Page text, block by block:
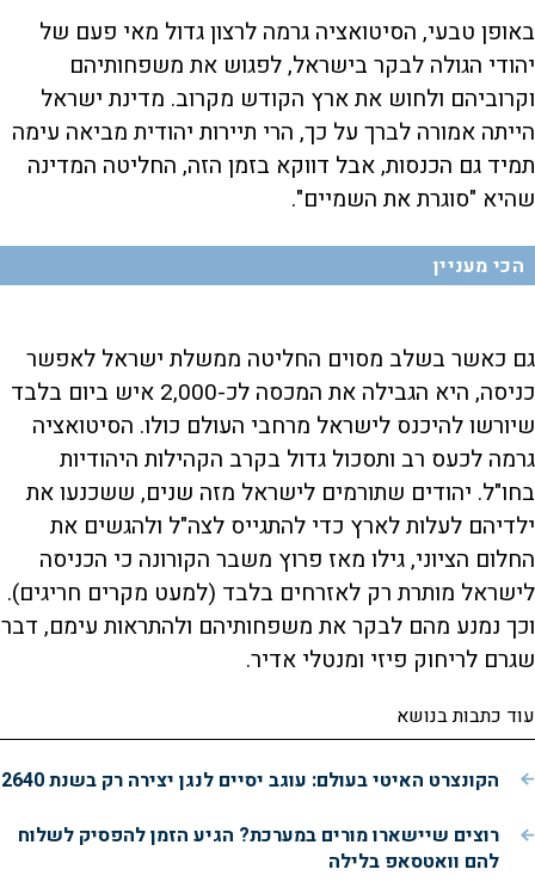
באופן טבעי, הסיטואציה גרמה לרצון גדול מאי פעם של
יהודי הגולה לבקר בישראל, לפגוש את משפחותיהם
וקרוביהם ולחוש את ארץ הקודש מקרוב. מדינת ישראל
הייתה אמורה לברך על כך, הרי תיירות יהודית מביאה עימה
תמיד גם הכנסות, אבל דווקא בזמן הזה, החליטה המדינה
שהיא "סוגרת את השמיים".
הכי מעניין
גם כאשר בשלב מסוים החליטה ממשלת ישראל לאפשר
כניסה, היא הגבילה את המכסה לכ-2,000 איש ביום בלבד
שיורשו להיכנס לישראל מרחבי העולם כולו. הסיטואציה
גרמה לכעס רב ותסכול גדול בקרב הקהילות היהודיות
בחו"ל. יהודים שתורמים לישראל מזה שנים, ששכנעו את
ילדיהם לעלות לארץ כדי להתגייס לצה"ל ולהגשים את
החלום הציוני, גילו מאז פרוץ משבר הקורונה כי הכניסה
לישראל מותרת רק לאזרחים בלבד (למעט מקרים חריגים).
וכך נמנע מהם לבקר את משפחותיהם ולהתראות עימם, דבר
שגרם לריחוק פיזי ומנטלי אדיר.
עוד כתבות בנושא
הקונצרט האיטי בעולם: עוגב יסיים לנגן יצירה רק בשנת 2640
רוצים שיישארו מורים במערכת? הגיע הזמן להפסיק לשלוח
להם וואטסאפ בלילה